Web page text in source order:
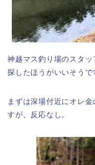
神越マス釣り場のスタ
探したほうがいいそうで
まずは深場付近にオレ
すが、反応なし。